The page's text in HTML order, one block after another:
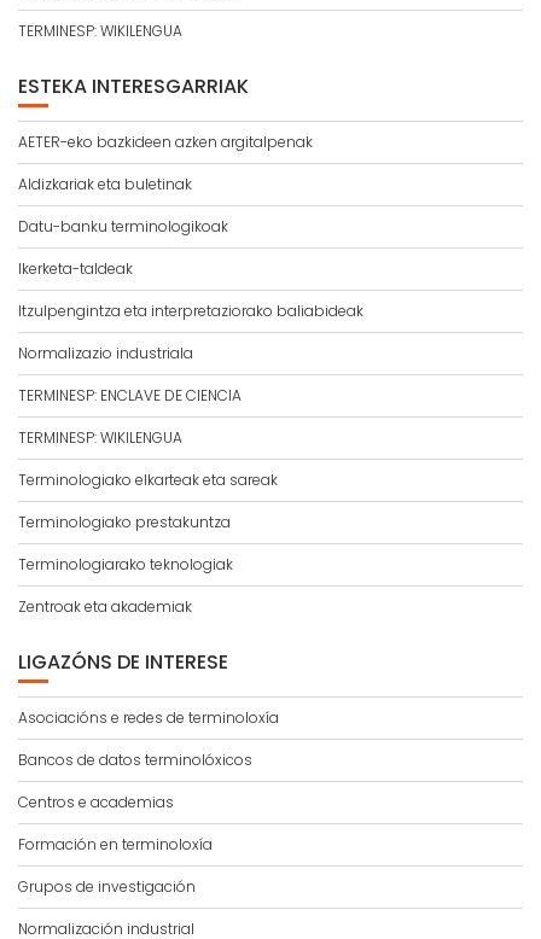
TERMINESP: WIKILENGUA
ESTEKA INTERESGARRIAK
AETER-eko bazkideen azken argitalpenak
Aldizkariak eta buletinak
Datu-banku terminologikoak
Ikerketa-taldeak
Itzulpengintza eta interpretaziorako baliabideak
Normalizazio industriala
TERMINESP: ENCLAVE DE CIENCIA
TERMINESP: WIKILENGUA
Terminologiako elkarteak eta sareak
Terminologiako prestakuntza
Terminologiarako teknologiak
Zentroak eta akademiak
LIGAZÓNS DE INTERESE
Asociacións e redes de terminoloxía
Bancos de datos terminolóxicos
Centros e academias
Formación en terminoloxía
Grupos de investigación
Normalización industrial